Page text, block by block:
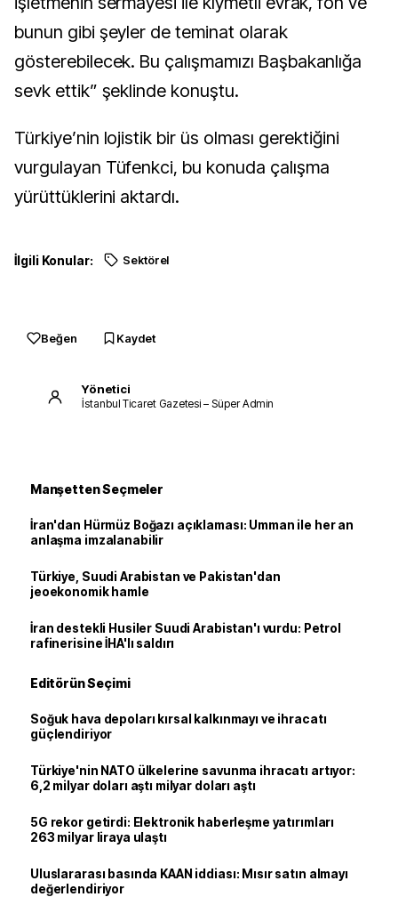
bunun gibi şeyler de teminat olarak
gösterebilecek. Bu çalışmamızı Başbakanlığa
sevk ettik” şeklinde konuştu.
Türkiye’nin lojistik bir üs olması gerektiğini
vurgulayan Tüfenkci, bu konuda çalışma
yürüttüklerini aktardı.
İlgili Konular: Sektörel
Beğen Kaydet
Yönetici
İstanbul Ticaret Gazetesi – Süper Admin
Manşetten Seçmeler
İran'dan Hürmüz Boğazı açıklaması: Umman ile her an
anlaşma imzalanabilir
Türkiye, Suudi Arabistan ve Pakistan'dan
jeoekonomik hamle
İran destekli Husiler Suudi Arabistan'ı vurdu: Petrol
rafinerisine İHA'lı saldırı
Editörün Seçimi
Soğuk hava depoları kırsal kalkınmayı ve ihracatı
güçlendiriyor
Türkiye'nin NATO ülkelerine savunma ihracatı artıyor:
6,2 milyar doları aştı milyar doları aştı
5G rekor getirdi: Elektronik haberleşme yatırımları
263 milyar liraya ulaştı
Uluslararası basında KAAN iddiası: Mısır satın almayı
değerlendiriyor